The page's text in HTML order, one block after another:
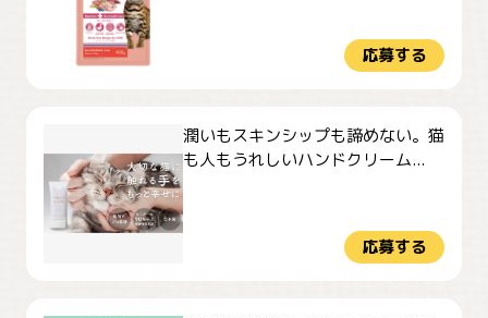
応募する
潤いもスキンシップも諦めない。猫
も人もうれしいハンドクリーム...
応募する